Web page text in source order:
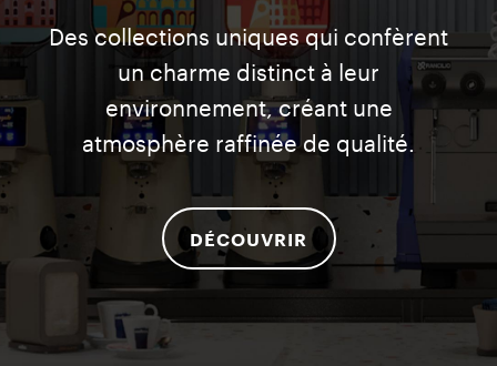
Des collections uniques qui confèrent
un charme distinct à leur
environnement, créant une
atmosphère raffinée de qualité.
DÉCOUVRIR